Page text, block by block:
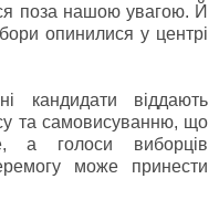
поза нашою увагою. Й
опинилися у центрі
кандидати віддають
та самовисуванню, що
а голоси виборців
може принести